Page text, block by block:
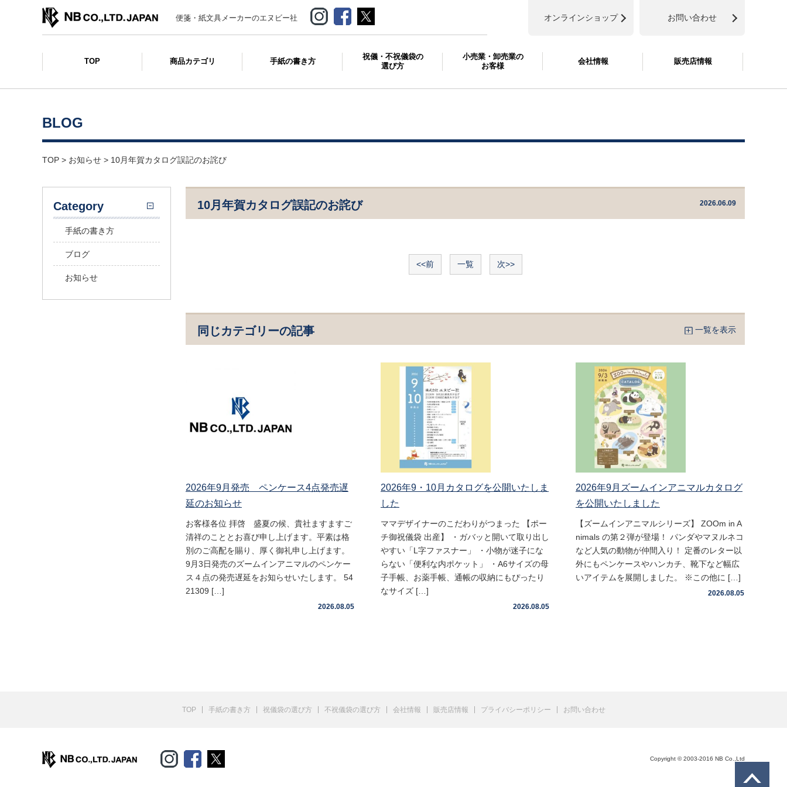
便箋・紙文具メーカーのエヌビー社 お問い合わせ
オンラインショップ
TOP 商品カテゴリ 手紙の書き方
祝儀・不祝儀袋の
選び方
小売業・卸売業の
お客様
会社情報 販売店情報
BLOG
TOP > お知らせ > 10月年賀カタログ誤記のお詫び
10月年賀カタログ誤記のお詫び 2026.06.09
<<前 一覧 次>>
同じカテゴリーの記事 一覧を表示
2026年9月発売 ペンケース4点発売遅
延のお知らせ
お客様各位 拝啓 盛夏の候、貴社ますますご
清祥のこととお喜び申し上げます。平素は格
別のご高配を賜り、厚く御礼申し上げます。
9月3日発売のズームインアニマルのペンケー
ス４点の発売遅延をお知らせいたします。 54
21309 […]
2026.08.05
2026年9・10月カタログを公開いたしま
した
ママデザイナーのこだわりがつまった 【ポー
チ御祝儀袋 出産】 ・ガバッと開いて取り出し
やすい「L字ファスナー」 ・小物が迷子にな
らない「便利な内ポケット」 ・A6サイズの母
子手帳、お薬手帳、通帳の収納にもぴったり
なサイズ […]
2026.08.05
2026年9月ズームインアニマルカタログ
を公開いたしました
【ズームインアニマルシリーズ】 ZOOm in A
nimals の第２弾が登場！ パンダやマヌルネコ
など人気の動物が仲間入り！ 定番のレター以
外にもペンケースやハンカチ、靴下など幅広
いアイテムを展開しました。 ※この他に […]
2026.08.05
Category
手紙の書き方
ブログ
お知らせ
TOP 手紙の書き方 祝儀袋の選び方 不祝儀袋の選び方 会社情報 販売店情報 プライバシーポリシー お問い合わせ
Copyright © 2003-2016 NB Co.,Ltd